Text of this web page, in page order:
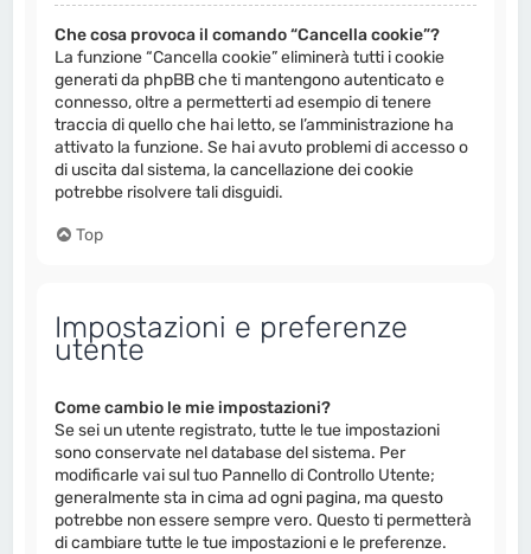
Che cosa provoca il comando “Cancella cookie”?
La funzione “Cancella cookie” eliminerà tutti i cookie
generati da phpBB che ti mantengono autenticato e
connesso, oltre a permetterti ad esempio di tenere
traccia di quello che hai letto, se l’amministrazione ha
attivato la funzione. Se hai avuto problemi di accesso o
di uscita dal sistema, la cancellazione dei cookie
potrebbe risolvere tali disguidi.
Top
Impostazioni e preferenze
utente
Come cambio le mie impostazioni?
Se sei un utente registrato, tutte le tue impostazioni
sono conservate nel database del sistema. Per
modificarle vai sul tuo Pannello di Controllo Utente;
generalmente sta in cima ad ogni pagina, ma questo
potrebbe non essere sempre vero. Questo ti permetterà
di cambiare tutte le tue impostazioni e le preferenze.